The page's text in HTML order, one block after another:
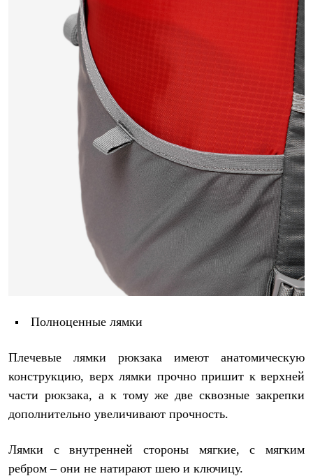
Полноценные лямки
Плечевые лямки рюкзака имеют анатомическую
конструкцию, верх лямки прочно пришит к верхней
части рюкзака, а к тому же две сквозные закрепки
дополнительно увеличивают прочность.
Лямки с внутренней стороны мягкие, с мягким
ребром – они не натирают шею и ключицу.